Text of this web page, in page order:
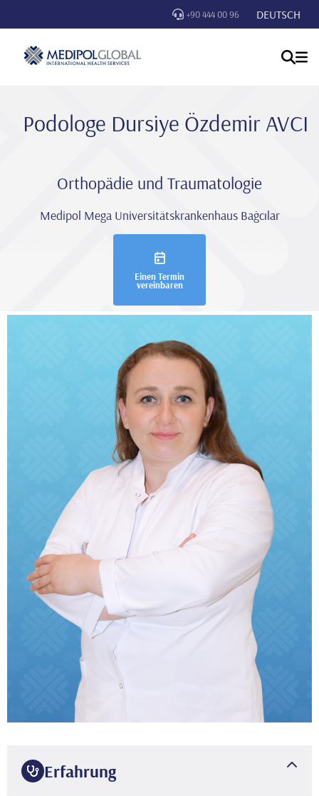
+90 444 00 96 DEUTSCH
Podologe Dursi̇ye Özdemi̇r AVCI
Orthopädie und Traumatologie
Medipol Mega Universitätskrankenhaus Bağcılar
Einen Termin
vereinbaren
Erfahrung